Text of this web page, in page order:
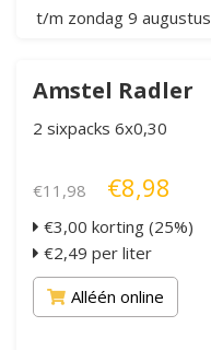
t/m zondag 9 augustus
Amstel Radler
2 sixpacks 6x0,30
€11,98 €8,98
€3,00 korting (25%)
€2,49 per liter
Alléén online